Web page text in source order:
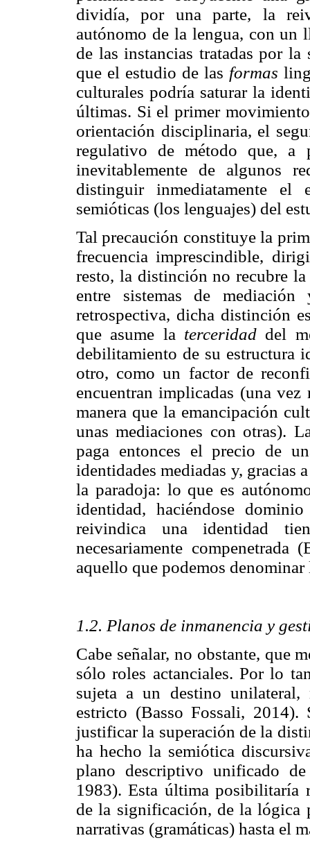
dividía, por una parte, la
autónomo de la lengua, con un
de las instancias tratadas por
que el estudio de las formas
culturales podría saturar la
últimas. Si el primer
orientación disciplinaria, el
regulativo de método que, a
inevitablemente de algunos
distinguir inmediatamente el
semióticas (los lenguajes) del
Tal precaución constituye la
frecuencia imprescindible,
resto, la distinción no recubre
entre sistemas de
retrospectiva, dicha distinción
que asume la terceridad del
debilitamiento de su estructura
otro, como un factor de
encuentran implicadas (una
manera que la emancipación
unas mediaciones con otras).
paga entonces el precio de
identidades mediadas y, gracias
la paradoja: lo que es
identidad, haciéndose
reivindica una identidad
necesariamente compenetrada
aquello que podemos
1.2. Planos de inmanencia y
Cabe señalar, no obstante, que
sólo roles actanciales. Por lo
sujeta a un destino
estricto (Basso Fossali,
justificar la superación de la
ha hecho la semiótica
plano descriptivo unificado
1983). Esta última posibilitaría
de la significación, de la lógica
narrativas (gramáticas) hasta el